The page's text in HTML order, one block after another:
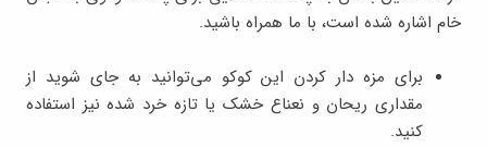
خام اشاره شده است، با ما همراه باشید.
برای مزه دار کردن این کوکو می‌توانید به جای شوید از
مقداری ریحان و نعناع خشک یا تازه خرد شده نیز استفاده
کنید.